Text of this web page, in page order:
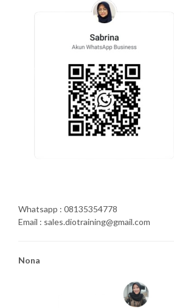
Whatsapp : 08135354778
Email : sales.diotraining@gmail.com
Nona